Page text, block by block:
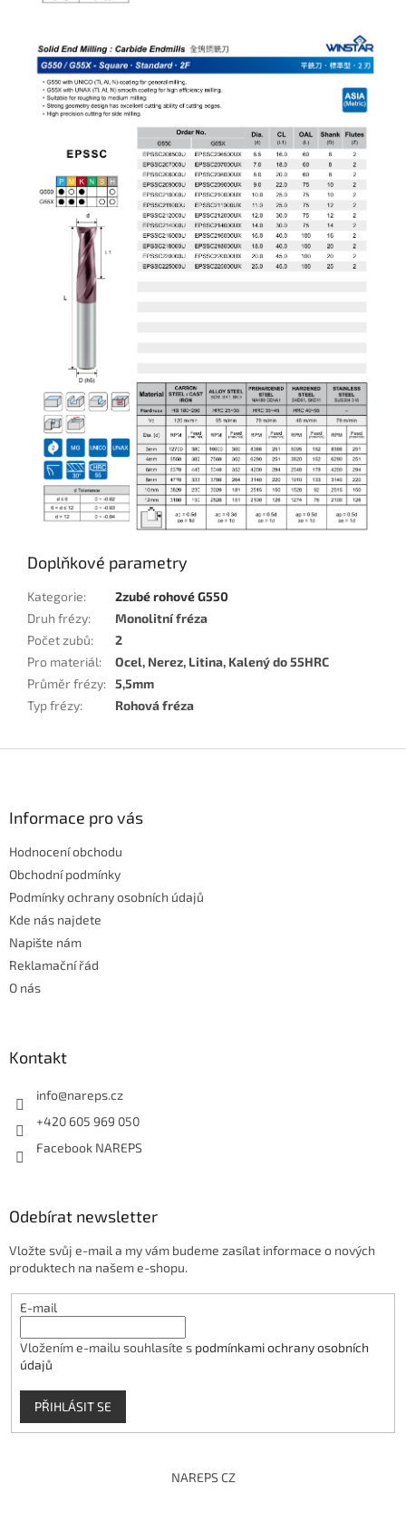
Doplňkové parametry
Kategorie:
2zubé rohové G550
Druh frézy:
Monolitní fréza
Počet zubů:
2
Pro materiál:
Ocel, Nerez, Litina, Kalený do 55HRC
Průměr frézy: 5,5mm
Typ frézy: Rohová fréza
Informace pro vás
Hodnocení obchodu
Obchodní podmínky
Podmínky ochrany osobních údajů
Kde nás najdete
Napište nám
Reklamační řád
O nás
Kontakt
info@nareps.cz
+420 605 969 050
Facebook NAREPS
Odebírat newsletter
Vložte svůj e-mail a my vám budeme zasílat informace o nových
produktech na našem e-shopu.
E-mail
Vložením e-mailu souhlasíte s podmínkami ochrany osobních
údajů
PŘIHLÁSIT SE
NAREPS CZ